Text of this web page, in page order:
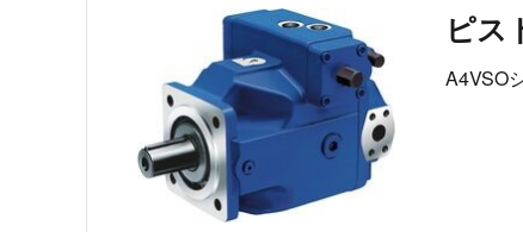
ピス
A4VSO